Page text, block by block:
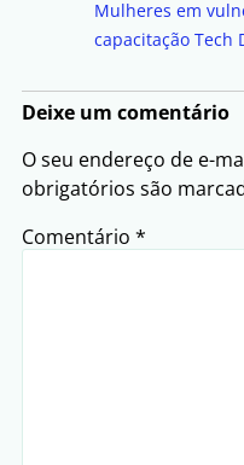
Mulheres em
capacitação Tech
Deixe um comentário
O seu endereço de e-
obrigatórios são
Comentário *